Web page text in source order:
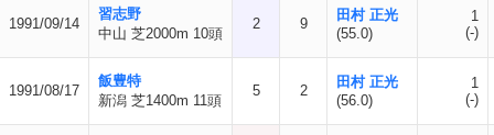
1991/09/14
習志野
中山 芝2000m 10頭
2 9
田村 正光
(55.0)
1
(-)
1991/08/17
飯豊特
新潟 芝1400m 11頭
5 2
田村 正光
(56.0)
1
(-)